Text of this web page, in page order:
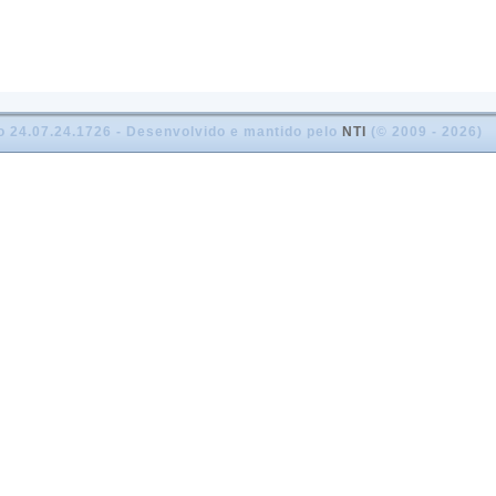
24.07.24.1726 - Desenvolvido e mantido pelo NTI (© 2009 - 2026)